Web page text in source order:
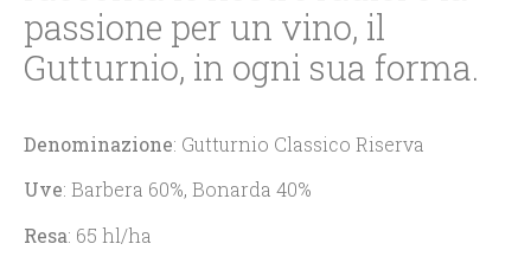
passione per un vino, il
Gutturnio, in ogni sua forma.
Denominazione: Gutturnio Classico Riserva
Uve: Barbera 60%, Bonarda 40%
Resa: 65 hl/ha